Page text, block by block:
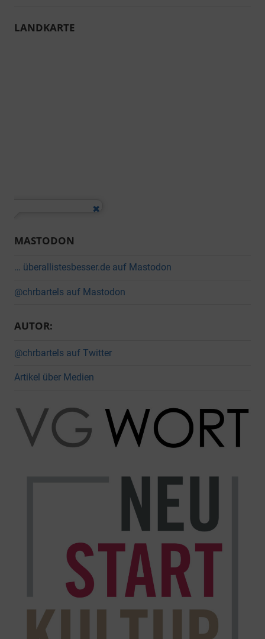
LANDKARTE
MASTODON
… überallistesbesser.de auf Mastodon
@chrbartels auf Mastodon
AUTOR:
@chrbartels auf Twitter
Artikel über Medien